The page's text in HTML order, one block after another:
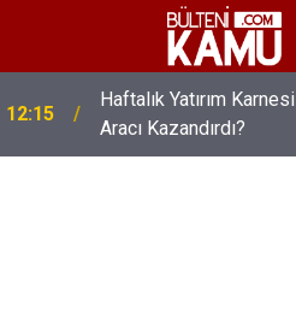
11:30
Öğretmenlerin Maaş
İmzalandı